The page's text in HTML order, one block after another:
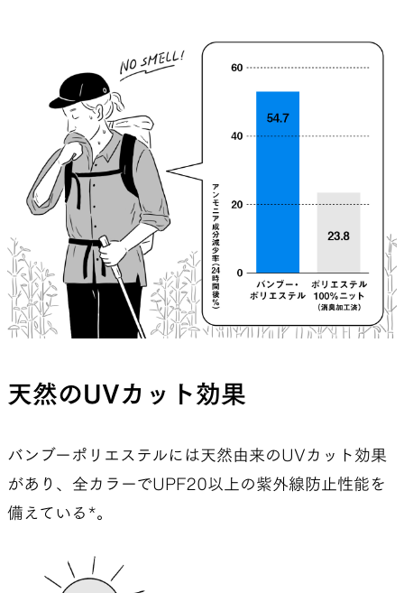
天然のUVカット効果
バンブーポリエステルには天然由来のUVカット効果
があり、全カラーでUPF20以上の紫外線防止性能を
備えている*。